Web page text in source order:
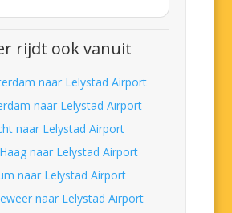
rijdt ook vanuit
naar Lelystad Airport
naar Lelystad Airport
naar Lelystad Airport
naar Lelystad Airport
naar Lelystad Airport
naar Lelystad Airport